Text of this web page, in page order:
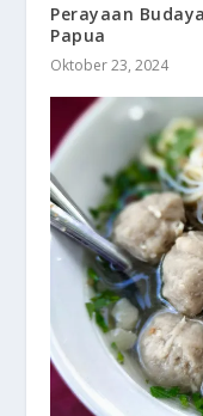
Perayaan
Papua
Oktober 23, 2024